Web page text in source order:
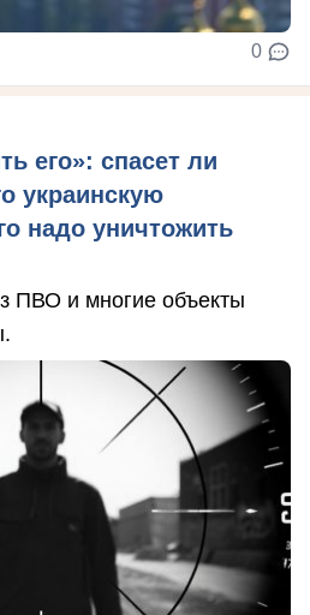
0
его»: спасет ли
украинскую
надо уничтожить
ПВО и многие объекты